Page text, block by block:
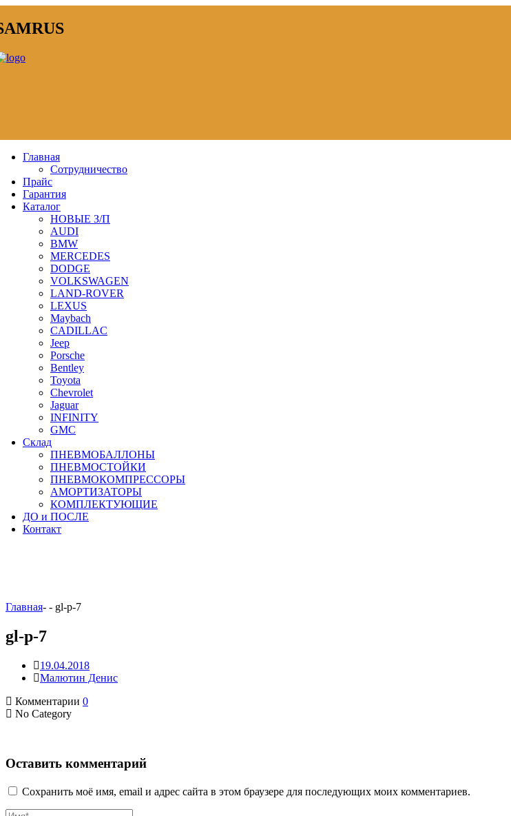
Главная
Сотрудничество
Прайс
Гарантия
Каталог
НОВЫЕ З/П
AUDI
BMW
MERCEDES
DODGE
VOLKSWAGEN
LAND-ROVER
LEXUS
Maybach
CADILLAC
Jeep
Porsche
Bentley
Toyota
Chevrolet
Jaguar
INFINITY
GMC
Склад
ПНЕВМОБАЛЛОНЫ
ПНЕВМОСТОЙКИ
ПНЕВМОКОМПРЕССОРЫ
АМОРТИЗАТОРЫ
КОМПЛЕКТУЮЩИЕ
ДО и ПОСЛЕ
Контакт
Главная- - gl-p-7
gl-p-7
19.04.2018
Малютин Денис
Комментарии 0
No Category
Оставить комментарий
Сохранить моё имя, email и адрес сайта в этом браузере для последующих моих комментариев.